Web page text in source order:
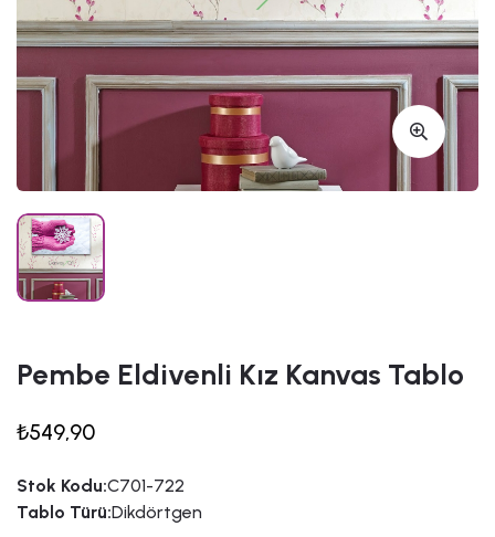
Pembe Eldivenli Kız Kanvas Tablo
₺549,90
Stok Kodu:C701-722
Tablo Türü:Dikdörtgen